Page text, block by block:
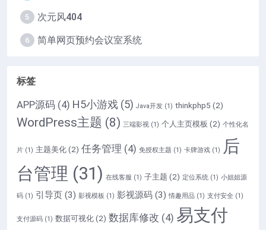
5 次元风404
6 简单网页预约会议室系统
标签
APP源码 (4) H5小游戏 (5) Java开发 (1) thinkphp5 (2)
WordPress主题 (8) 三端影视 (1) 个人主页模板 (2) 个性化名
片 (1) 主题美化 (2) 任务管理 (4) 免授权主题 (1) 卡牌游戏 (1)
后
台管理 (31) 在线客服 (1) 子主题 (2) 定位系统 (1) 小姐姐源
码 (1) 引导页 (3) 影视模板 (1) 影视源码 (3) 情趣用品 (1) 支付安全 (1)
支付源码 (1) 数据可视化 (2) 数据库修改 (4) 易支付